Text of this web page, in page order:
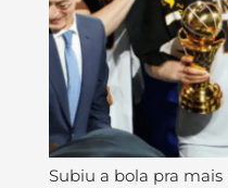
Subiu a bola pra